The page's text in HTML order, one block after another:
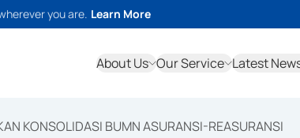
you are. Learn More
About Us Our Service Latest
KONSOLIDASI BUMN ASURANSI-REASURANSI